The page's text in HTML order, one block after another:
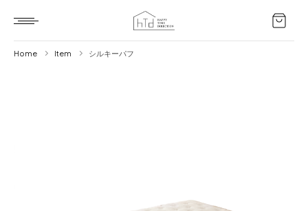
Home Item シルキーパフ